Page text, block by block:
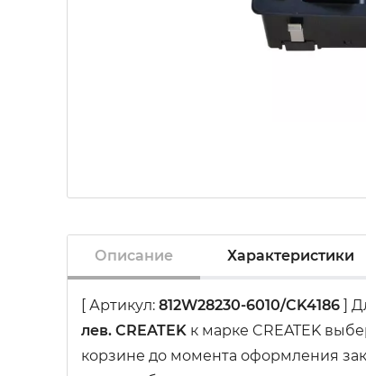
Описание Характеристики
[ Артикул: 812W28230-6010/CK4186 ]
лев. CREATEK к марке CREATEK
корзине до момента оформления